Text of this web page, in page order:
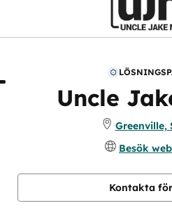
Uncle
Greenville,
Besök
Kontakta